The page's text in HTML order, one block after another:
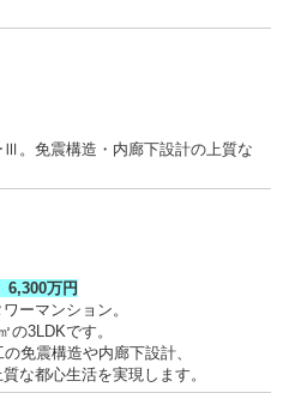
。免震構造・内廊下設計の上質な
万円
ーマンション。
の3LDKです。
免震構造や内廊下設計、
な都心生活を実現します。